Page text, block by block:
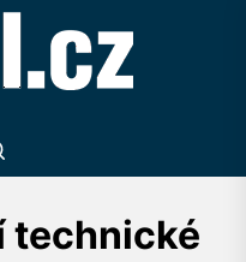
technické